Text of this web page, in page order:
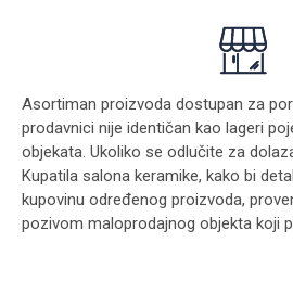
Asortiman proizvoda dostupan za
prodavnici nije identičan kao lageri
objekata. Ukoliko se odlučite za
Kupatila salona keramike, kako bi
kupovinu određenog proizvoda,
pozivom maloprodajnog objekta koji